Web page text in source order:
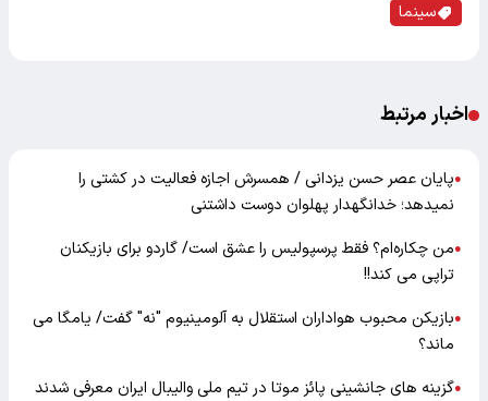
سینما
اخبار مرتبط
●پایان عصر حسن یزدانی / همسرش اجازه فعالیت در کشتی را
نمیدهد؛ خدانگهدار پهلوان دوست داشتنی
●من چکاره‌ام؟ فقط پرسپولیس را عشق است/ گاردو برای بازیکنان
تراپی می کند!!
●بازیکن محبوب هواداران استقلال به آلومینیوم "نه" گفت/ یامگا می
ماند؟
●گزینه های جانشینی پائز موتا در تیم ملی والیبال ایران معرفی شدند